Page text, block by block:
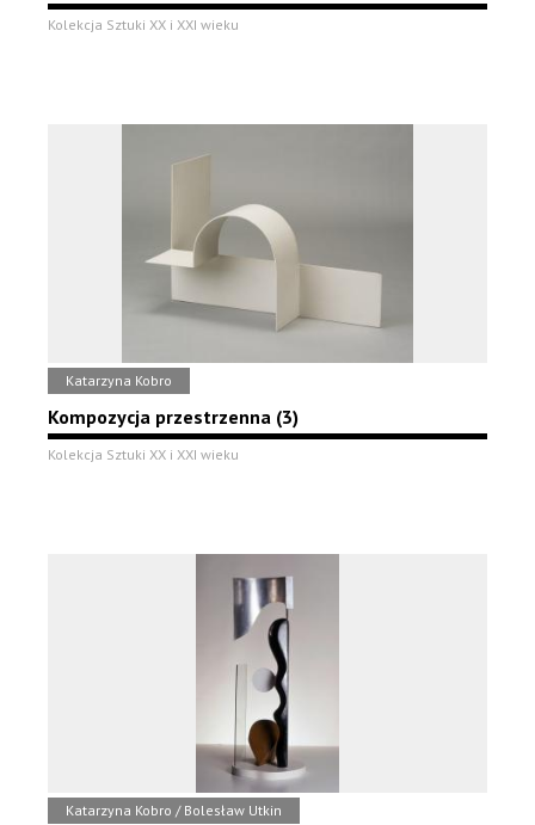
Kolekcja Sztuki XX i XXI wieku
Katarzyna Kobro
Kompozycja przestrzenna (3)
Kolekcja Sztuki XX i XXI wieku
Katarzyna Kobro / Bolesław Utkin